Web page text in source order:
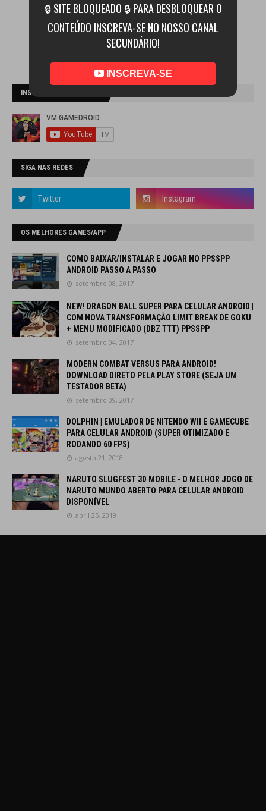
INSCREVA-SE NO CANAL
SIGA NAS REDES
OS MELHORES GAMES/APP
COMO BAIXAR/INSTALAR E JOGAR NO PPSSPP
ANDROID PASSO A PASSO
setembro 08, 2017
NEW! DRAGON BALL SUPER PARA CELULAR ANDROID |
COM NOVA TRANSFORMAÇÃO LIMIT BREAK DE GOKU
+ MENU MODIFICADO (DBZ TTT) PPSSPP
setembro 04, 2017
MODERN COMBAT VERSUS PARA ANDROID!
DOWNLOAD DIRETO PELA PLAY STORE (SEJA UM
TESTADOR BETA)
setembro 09, 2017
DOLPHIN | EMULADOR DE NITENDO WII E GAMECUBE
PARA CELULAR ANDROID (SUPER OTIMIZADO E
RODANDO 60 FPS)
agosto 21, 2018
NARUTO SLUGFEST 3D MOBILE - O MELHOR JOGO DE
NARUTO MUNDO ABERTO PARA CELULAR ANDROID
DISPONÍVEL
abril 25, 2019
🔒 SITE BLOQUEADO 🔒 PARA DESBLOQUEAR O
CONTEÚDO INSCREVA-SE NO NOSSO CANAL
SECUNDÁRIO!
INSCREVA-SE